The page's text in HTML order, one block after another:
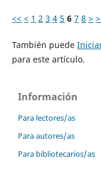
<< < 1 2 3 4 5 6 7 8 >
También puede
para este artículo.
Información
Para lectores/as
Para autores/as
Para bibliotecarios/as